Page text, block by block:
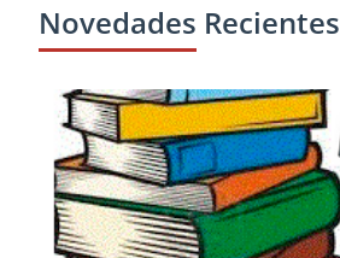
Novedades Recientes